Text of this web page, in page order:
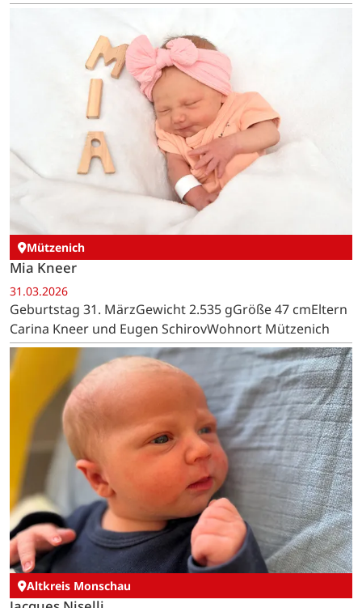
Mützenich
Mia Kneer
31.03.2026
Geburtstag 31. MärzGewicht 2.535 gGröße 47 cmEltern
Carina Kneer und Eugen SchirovWohnort Mützenich
Altkreis Monschau